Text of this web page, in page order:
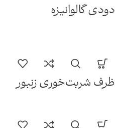
دودی گالوانیزه
ظرف شربت‌خوری زنبور